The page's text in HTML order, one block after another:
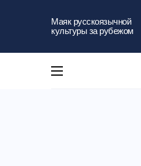
Маяк русскоязычной
культуры за рубежом